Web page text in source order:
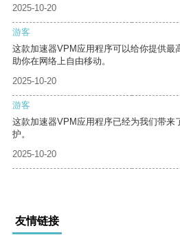
2025-10-20
游客
这款加速器VPM应用程序可以给你提供最
助你在网络上自由移动。
2025-10-20
游客
这款加速器VPM应用程序已经为我们带来
护。
2025-10-20
友情链接